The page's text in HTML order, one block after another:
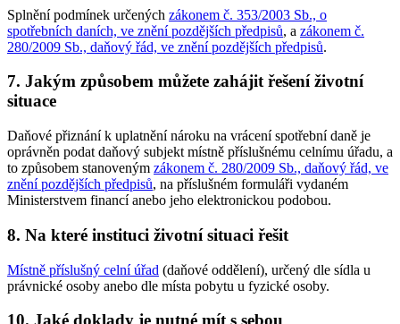
Splnění podmínek určených zákonem č. 353/2003 Sb., o
spotřebních daních, ve znění pozdějších předpisů, a zákonem č.
280/2009 Sb., daňový řád, ve znění pozdějších předpisů.
7. Jakým způsobem můžete zahájit řešení životní
situace
Daňové přiznání k uplatnění nároku na vrácení spotřební daně je
oprávněn podat daňový subjekt místně příslušnému celnímu úřadu, a
to způsobem stanoveným zákonem č. 280/2009 Sb., daňový řád, ve
znění pozdějších předpisů, na příslušném formuláři vydaném
Ministerstvem financí anebo jeho elektronickou podobou.
8. Na které instituci životní situaci řešit
Místně příslušný celní úřad (daňové oddělení), určený dle sídla u
právnické osoby anebo dle místa pobytu u fyzické osoby.
10. Jaké doklady je nutné mít s sebou